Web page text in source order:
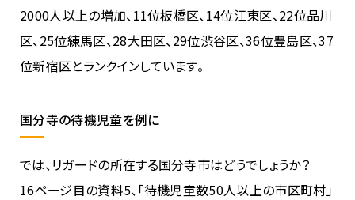
2000人以上の増加、11位板橋区、14位江東区、22位品川
区、25位練馬区、28大田区、29位渋谷区、36位豊島区、37
位新宿区とランクインしています。
国分寺の待機児童を例に
では、リガードの所在する国分寺市はどうでしょうか？
16ページ目の資料5、「待機児童数50人以上の市区町村」